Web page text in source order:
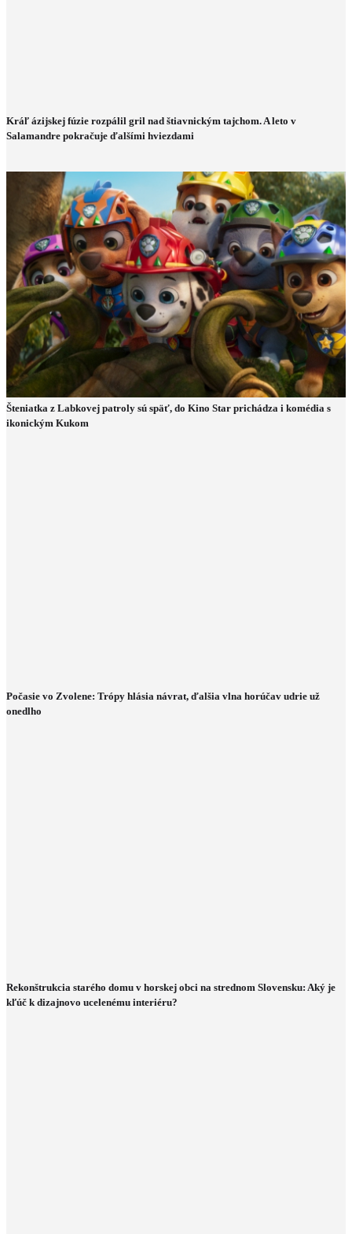
Kráľ ázijskej fúzie rozpálil gril nad štiavnickým tajchom. A leto v
Salamandre pokračuje ďalšími hviezdami
Šteniatka z Labkovej patroly sú späť, do Kino Star prichádza i komédia s
ikonickým Kukom
Počasie vo Zvolene: Trópy hlásia návrat, ďalšia vlna horúčav udrie už
onedlho
Rekonštrukcia starého domu v horskej obci na strednom Slovensku: Aký je
kľúč k dizajnovo ucelenému interiéru?